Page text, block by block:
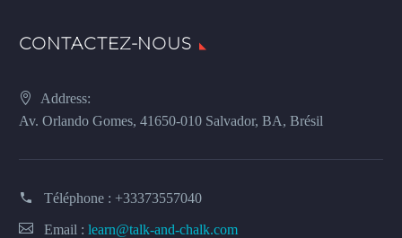
CONTACTEZ-NOUS
Address:
Av. Orlando Gomes, 41650-010 Salvador, BA, Brésil
Téléphone : +33373557040
Email : learn@talk-and-chalk.com